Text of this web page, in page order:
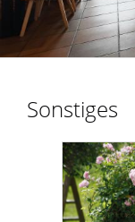
Sonstiges